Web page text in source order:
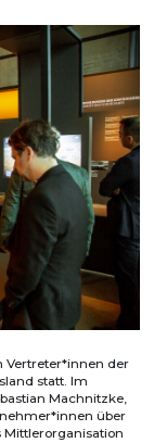
Vertreter*innen der
statt. Im
Machnitzke,
über
Mittlerorganisation